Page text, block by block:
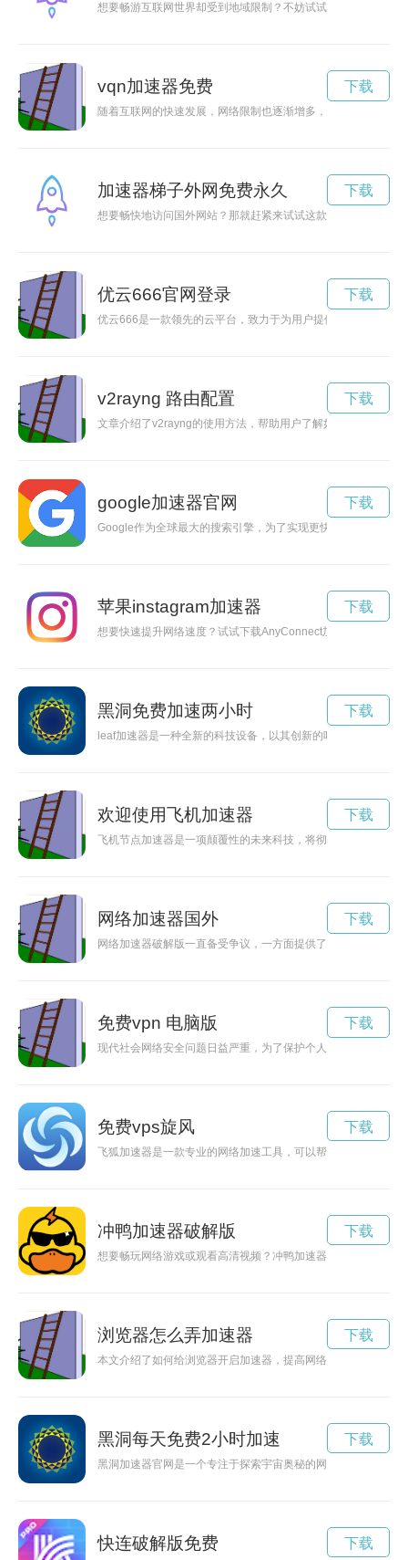
想要畅游互联网世界却受到地域限制？不妨试试梯子加速器
vqn加速器免费
随着互联网的快速发展，网络限制也逐渐增多，为了自由畅游
下载
加速器梯子外网免费永久
想要畅快地访问国外网站？那就赶紧来试试这款免费永久的加
下载
优云666官网登录
优云666是一款领先的云平台，致力于为用户提供高效、便捷
下载
v2rayng 路由配置
文章介绍了v2rayng的使用方法，帮助用户了解如何科学上网。
下载
google加速器官网
Google作为全球最大的搜索引擎，为了实现更快速的检索速度
下载
苹果instagram加速器
想要快速提升网络速度？试试下载AnyConnect加速器！本文将
下载
黑洞免费加速两小时
leaf加速器是一种全新的科技设备，以其创新的叶子形设计和环
下载
欢迎使用飞机加速器
飞机节点加速器是一项颠覆性的未来科技，将彻底改变空中交
下载
网络加速器国外
网络加速器破解版一直备受争议，一方面提供了更快的网络连
下载
免费vpn 电脑版
现代社会网络安全问题日益严重，为了保护个人隐私和数据安
下载
免费vps旋风
飞狐加速器是一款专业的网络加速工具，可以帮助用户在网络
下载
冲鸭加速器破解版
想要畅玩网络游戏或观看高清视频？冲鸭加速器破解版下载可
下载
浏览器怎么弄加速器
本文介绍了如何给浏览器开启加速器，提高网络浏览速度，让上
下载
黑洞每天免费2小时加速
黑洞加速器官网是一个专注于探索宇宙奥秘的网站，让科学爱
下载
快连破解版免费 下载